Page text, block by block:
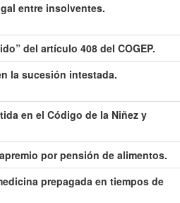
entre insolventes.
del artículo 408 del COGEP.
la sucesión intestada.
en el Código de la Niñez y
por pensión de alimentos.
prepagada en tiempos de